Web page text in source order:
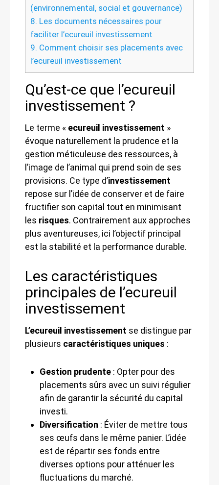
(environnemental, social et gouvernance)
8. Les documents nécessaires pour
faciliter l’ecureuil investissement
9. Comment choisir ses placements avec
l’ecureuil investissement
Qu’est-ce que l’ecureuil
investissement ?
Le terme « ecureuil investissement »
évoque naturellement la prudence et la
gestion méticuleuse des ressources, à
l’image de l’animal qui prend soin de ses
provisions. Ce type d’investissement
repose sur l’idée de conserver et de faire
fructifier son capital tout en minimisant
les risques. Contrairement aux approches
plus aventureuses, ici l’objectif principal
est la stabilité et la performance durable.
Les caractéristiques
principales de l’ecureuil
investissement
L’ecureuil investissement se distingue par
plusieurs caractéristiques uniques :
Gestion prudente : Opter pour des
placements sûrs avec un suivi régulier
afin de garantir la sécurité du capital
investi.
Diversification : Éviter de mettre tous
ses œufs dans le même panier. L’idée
est de répartir ses fonds entre
diverses options pour atténuer les
fluctuations du marché.